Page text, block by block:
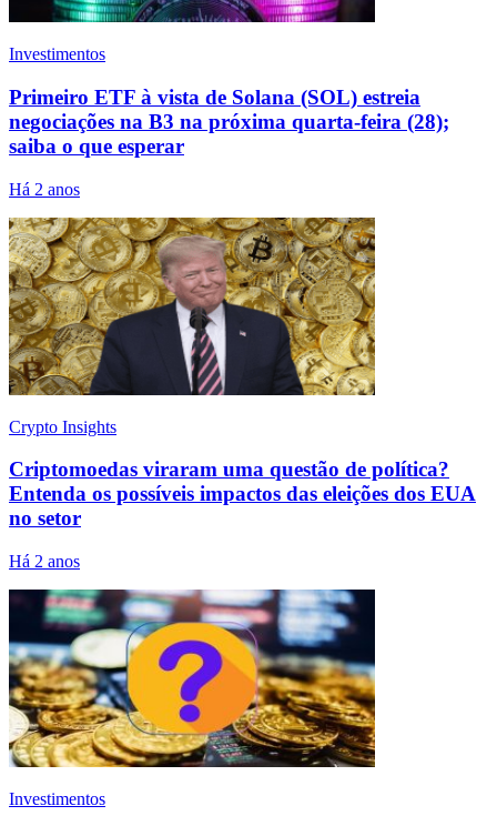
Investimentos
Primeiro ETF à vista de Solana (SOL) estreia
negociações na B3 na próxima quarta-feira (28);
saiba o que esperar
Há 2 anos
Crypto Insights
Criptomoedas viraram uma questão de política?
Entenda os possíveis impactos das eleições dos EUA
no setor
Há 2 anos
Investimentos